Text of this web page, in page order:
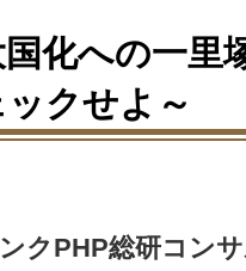
国化への一
クせよ～
クPHP総研コンサ